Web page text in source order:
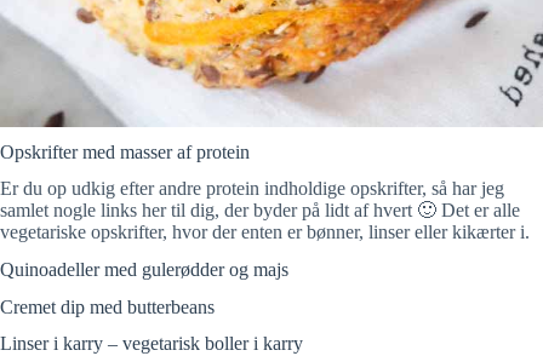
Opskrifter med masser af protein
Er du op udkig efter andre protein indholdige opskrifter, så har jeg
samlet nogle links her til dig, der byder på lidt af hvert 🙂 Det er alle
vegetariske opskrifter, hvor der enten er bønner, linser eller kikærter i.
Quinoadeller med gulerødder og majs
Cremet dip med butterbeans
Linser i karry – vegetarisk boller i karry